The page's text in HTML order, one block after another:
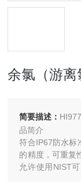
余氯（游
简要描述：
品简介
符合IP67防水标
的精度，可重复
允许使用NIST